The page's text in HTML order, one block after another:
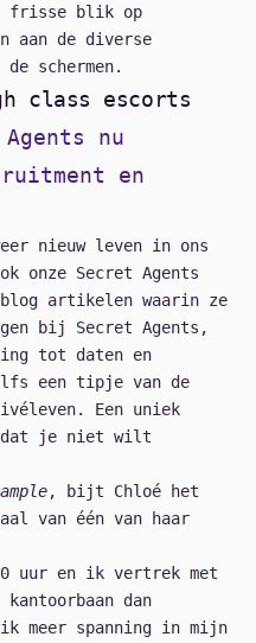
frisse blik op
aan de diverse
schermen.
class escorts
nieuw leven in ons
onze Secret Agents
artikelen waarin ze
bij Secret Agents,
tot daten en
een tipje van de
Een uniek
dat je niet wilt
, bijt Chloé het
van één van haar
uur en ik vertrek met
dan
meer spanning in mijn